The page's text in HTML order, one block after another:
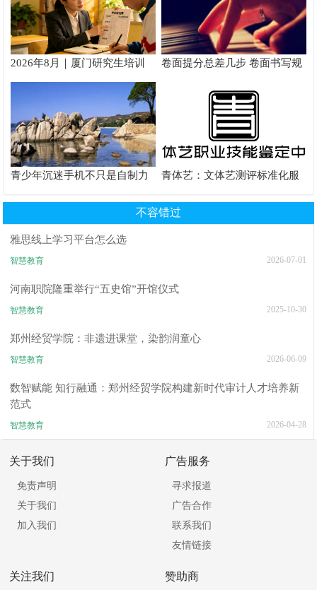
2026年8月｜厦门研究生培训
推荐
卷面提分总差几步 卷面书写规
青少年沉迷手机不只是自制力
青体艺：文体艺测评标准化服
不容错过
雅思线上学习平台怎么选
智慧教育 2026-07-01
河南职院隆重举行“五史馆”开馆仪式
智慧教育 2025-10-30
郑州经贸学院：非遗进课堂，染韵润童心
智慧教育 2026-06-09
数智赋能 知行融通：郑州经贸学院构建新时代审计人才培养新
范式
智慧教育 2026-04-28
关于我们
免责声明
关于我们
加入我们
广告服务
寻求报道
广告合作
联系我们
友情链接
关注我们 赞助商